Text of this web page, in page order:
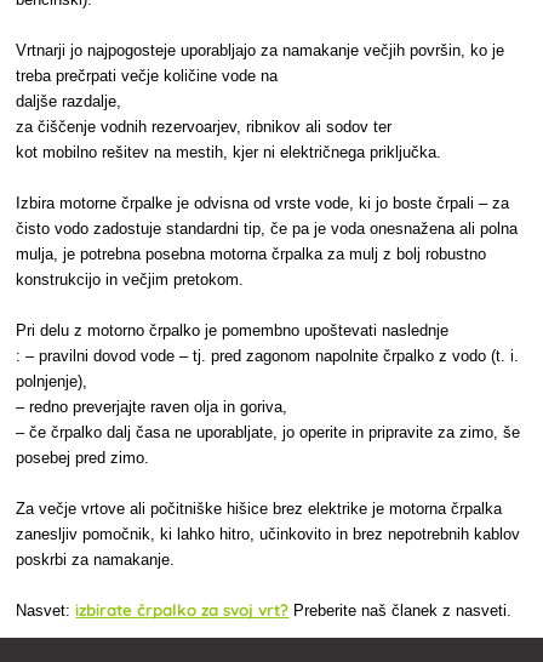
Vrtnarji jo najpogosteje uporabljajo za namakanje večjih površin, ko je
treba prečrpati večje količine vode na
daljše razdalje,
za čiščenje vodnih rezervoarjev, ribnikov ali sodov ter
kot mobilno rešitev na mestih, kjer ni električnega priključka.
Izbira motorne črpalke je odvisna od vrste vode, ki jo boste črpali – za
čisto vodo zadostuje standardni tip, če pa je voda onesnažena ali polna
mulja, je potrebna posebna motorna črpalka za mulj z bolj robustno
konstrukcijo in večjim pretokom.
Pri delu z motorno črpalko je pomembno upoštevati naslednje
: – pravilni dovod vode – tj. pred zagonom napolnite črpalko z vodo (t. i.
polnjenje),
– redno preverjajte raven olja in goriva,
– če črpalko dalj časa ne uporabljate, jo operite in pripravite za zimo, še
posebej pred zimo.
Za večje vrtove ali počitniške hišice brez elektrike je motorna črpalka
zanesljiv pomočnik, ki lahko hitro, učinkovito in brez nepotrebnih kablov
poskrbi za namakanje.
Nasvet:izbirate črpalko za svoj vrt? Preberite naš članek z nasveti.